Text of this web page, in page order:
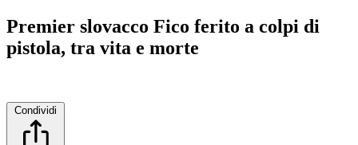
Premier slovacco Fico ferito a colpi di
pistola, tra vita e morte
Condividi